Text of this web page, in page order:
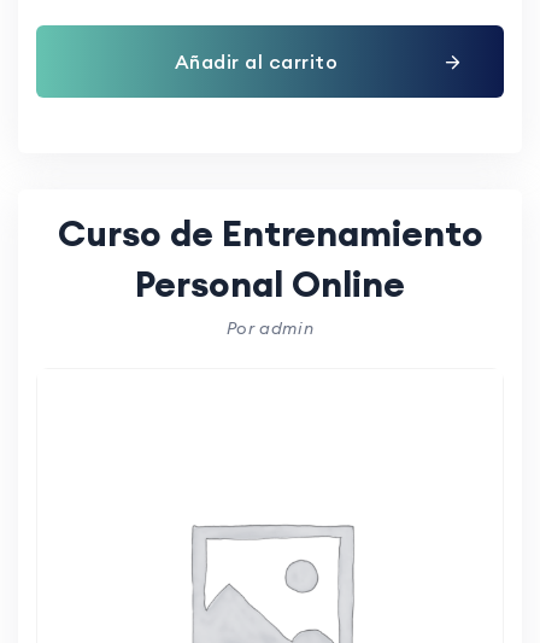
Añadir al carrito
Curso de Entrenamiento
Personal Online
Por admin